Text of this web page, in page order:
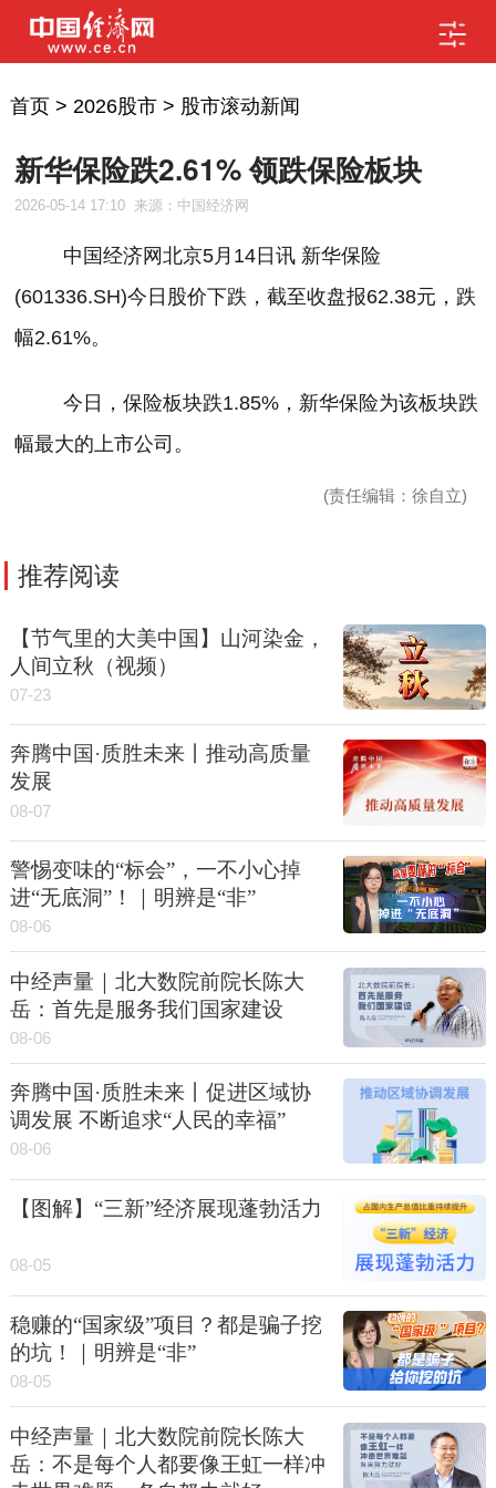
首页> 2026股市> 股市滚动新闻
新华保险跌2.61% 领跌保险板块
2026-05-14 17:10 来源：中国经济网
中国经济网北京5月 14日讯 新华保险
(601336.SH)今日股价下跌，截至收盘报62.38元，跌
幅2.61%。
今日，保险板块跌1.85%，新华保险为该板块跌
幅最大的上市公司。
(责任编辑：徐自立)
推荐阅读
【节气里的大美中国】山河染金，
人间立秋（视频）
07-23
奔腾中国·质胜未来丨推动高质量
发展
08-07
警惕变味的“标会”，一不小心掉
进“无底洞”！｜明辨是“非”
08-06
中经声量｜北大数院前院长陈大
岳：首先是服务我们国家建设
08-06
奔腾中国·质胜未来丨促进区域协
调发展 不断追求“人民的幸福”
08-06
【图解】“三新”经济展现蓬勃活力
08-05
稳赚的“国家级”项目？都是骗子挖
的坑！｜明辨是“非”
08-05
中经声量｜北大数院前院长陈大
岳：不是每个人都要像王虹一样冲